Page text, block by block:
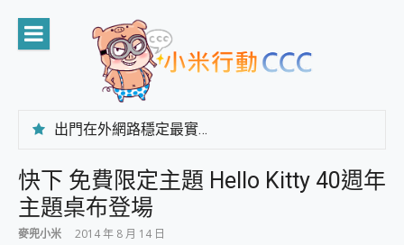
content
出門在外網路穩定最實在 「台灣大哥大」榮獲 4G/5G 在線率全球 NO.3 全台第一與全台六冠王實測心得，走到哪順到哪！
CP 值天花板~ Bongcom BS5 足球君開箱~ 短焦投影機 3千元就能擁有！ 折扣碼在這～
專為 PC上的 XBOX和掌機設計的 FireCuda X1070 SSD 固態硬碟開箱 評測
快下 免費限定主題 Hello Kitty 40週年
主題桌布登場
麥兜小米 2014 年 8 月 14 日